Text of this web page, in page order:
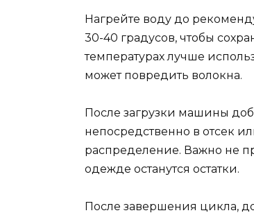
Нагрейте воду до
30-40 градусов, чтобы
температурах лучше
может повредить волокна.
После загрузки машины
непосредственно в отсек
распределение. Важно не
одежде останутся остатки.
После завершения цикла,